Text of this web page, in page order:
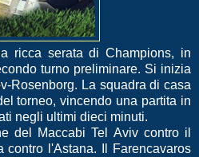
ricca serata di Champions, in
turno preliminare. Si inizia
Rosenborg. La squadra di casa
torneo, vincendo una partita in
negli ultimi dieci minuti.
del Maccabi Tel Aviv contro il
contro l'Astana. Il Farencavaros